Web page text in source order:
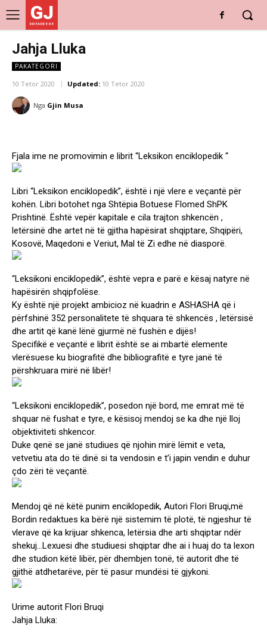
GJ
DRITARE E RE
Jahja Lluka
PAKATEGORI
10 Tetor 2020 Updated: 10 Tetor 2020
Nga Gjin Musa
Fjala ime ne promovimin e librit “Leksikon enciklopedik “
Libri “Leksikon enciklopedik”, është i një vlere e veçantë për
kohën. Libri botohet nga Shtëpia Botuese Flomed ShPK
Prishtinë. Është vepër kapitale e cila trajton shkencën ,
letërsinë dhe artet në të gjitha hapësirat shqiptare, Shqipëri,
Kosovë, Maqedoni e Veriut, Mal të Zi edhe në diasporë.
“Leksikoni enciklopedik”, është vepra e parë e kësaj natyre në
hapësirën shqipfolëse.
Ky është një projekt ambicioz në kuadrin e ASHASHA që i
përfshinë 352 personalitete të shquara të shkencës , letërsisë
dhe artit që kanë lënë gjurmë në fushën e dijës!
Specifikë e veçantë e librit është se ai mbartë elemente
vlerësuese ku biografitë dhe bibliografitë e tyre janë të
përshkruara mirë në libër!
“Leksikoni enciklopedik”, posedon një bord, me emrat më të
shquar në fushat e tyre, e kësisoj mendoj se ka dhe një lloj
objektiviteti shkencor.
Duke qenë se janë studiues që njohin mirë lëmit e veta,
vetvetiu ata do të dinë si ta vendosin e t’i japin vendin e duhur
çdo zëri të veçantë.
Mendoj që në këtë punim enciklopedik, Autori Flori Bruqi,më
Bordin redaktues ka bërë një sistemim të plotë, të ngjeshur të
vlerave që ka krijuar shkenca, letërsia dhe arti shqiptar ndër
shekuj…Lexuesi dhe studiuesi shqiptar dhe ai i huaj do ta lexon
dhe studion këtë libër, për dhembjen tonë, të autorit dhe të
gjithë atdhetarëve, për të pasur mundësi të gjykoni.
Urime autorit Flori Bruqi
Jahja Lluka: